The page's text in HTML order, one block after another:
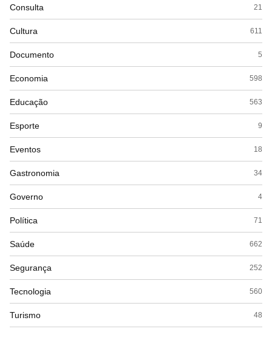
Consulta 21
Cultura 611
Documento 5
Economia 598
Educação 563
Esporte 9
Eventos 18
Gastronomia 34
Governo 4
Política 71
Saúde 662
Segurança 252
Tecnologia 560
Turismo 48